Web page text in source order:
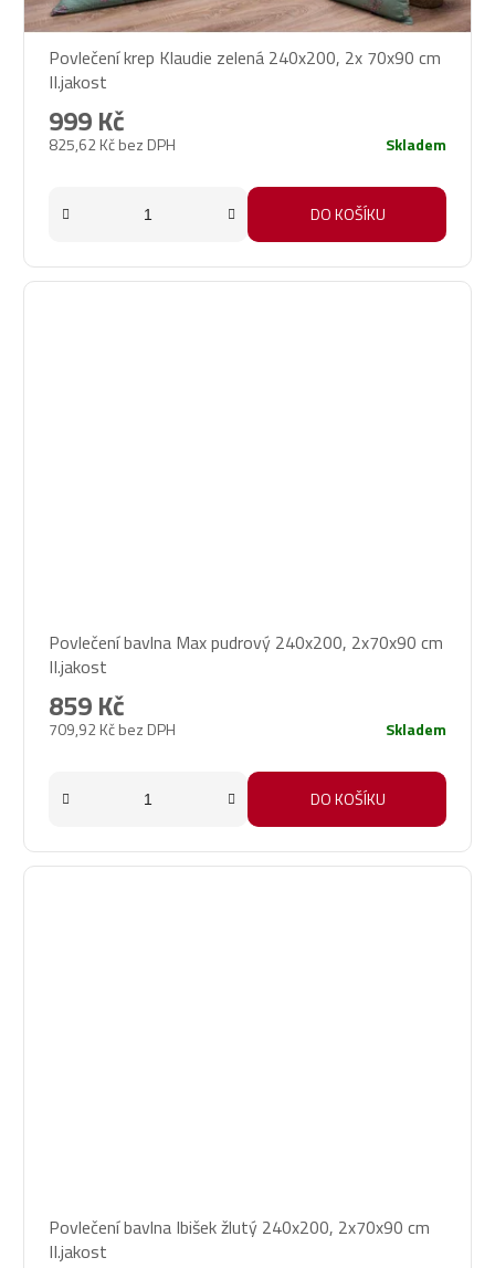
Povlečení krep Klaudie zelená 240x200, 2x 70x90 cm
II.jakost
825,62 Kč bez DPH
999 Kč
Skladem
DO KOŠÍKU
Povlečení bavlna Max pudrový 240x200, 2x70x90 cm
II.jakost
709,92 Kč bez DPH
859 Kč
Skladem
DO KOŠÍKU
Povlečení bavlna Ibišek žlutý 240x200, 2x70x90 cm
II.jakost